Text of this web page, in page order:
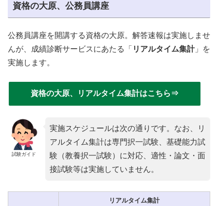
資格の大原、公務員講座
公務員講座を開講する資格の大原。解答速報は実施しませ
んが、成績診断サービスにあたる「 リアルタイム集計」を
実施します。
資格の大原、リアルタイム集計はこちら⇒
試験ガイド
実施スケジュールは次の通りです。なお、リ
アルタイム集計は専門択一試験、基礎能力試
験（教養択一試験）に対応、適性・論文・面
接試験等は実施していません。
リアルタイム集計